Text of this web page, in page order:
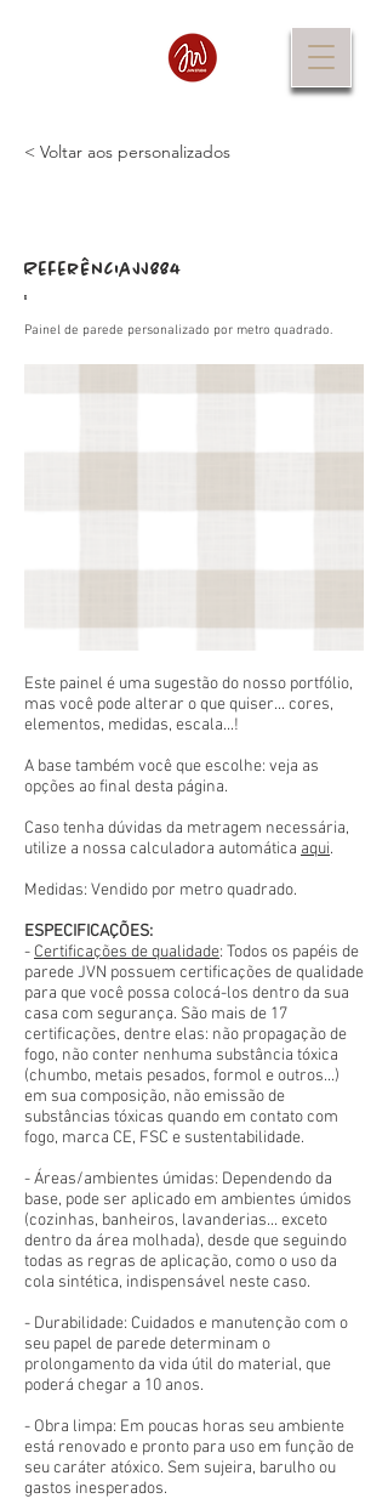
< Voltar aos personalizados
Referência
:
JJ884
Painel de parede personalizado por metro quadrado.
Este painel é uma sugestão do nosso portfólio,
mas você pode alterar o que quiser... cores,
elementos, medidas, escala...!
A base também você que escolhe: veja as
opções ao final desta página.
Caso tenha dúvidas da metragem necessária,
utilize a nossa calculadora automática aqui.
Medidas: Vendido por metro quadrado.
ESPECIFICAÇÕES:
- Certificações de qualidade: Todos os papéis de
parede JVN possuem certificações de qualidade
para que você possa colocá-los dentro da sua
casa com segurança. São mais de 17
certificações, dentre elas: não propagação de
fogo, não conter nenhuma substância tóxica
(chumbo, metais pesados, formol e outros...)
em sua composição, não emissão de
substâncias tóxicas quando em contato com
fogo, marca CE, FSC e sustentabilidade.
- Áreas/ambientes úmidas: Dependendo da
base, pode ser aplicado em ambientes úmidos
(cozinhas, banheiros, lavanderias... exceto
dentro da área molhada), desde que seguindo
todas as regras de aplicação, como o uso da
cola sintética, indispensável neste caso.
- Durabilidade: Cuidados e manutenção com o
seu papel de parede determinam o
prolongamento da vida útil do material, que
poderá chegar a 10 anos.
- Obra limpa: Em poucas horas seu ambiente
está renovado e pronto para uso em função de
seu caráter atóxico. Sem sujeira, barulho ou
gastos inesperados.